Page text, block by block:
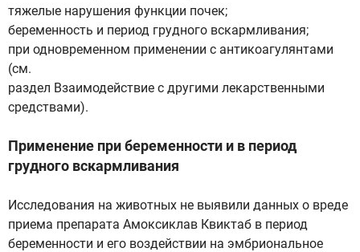
тяжелые нарушения функции почек;
беременность и период грудного вскармливания;
при одновременном применении с антикоагулянтами
(см.
раздел Взаимодействие с другими лекарственными
средствами).
Применение при беременности и в период
грудного вскармливания
Исследования на животных не выявили данных о вреде
приема препарата Амоксиклав Квиктаб в период
беременности и его воздействии на эмбриональное